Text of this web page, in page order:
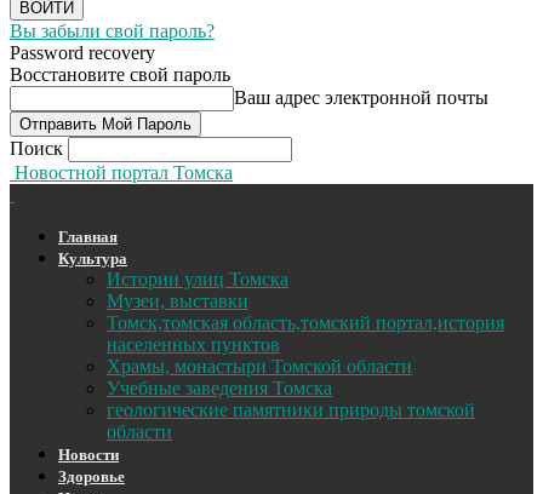
Вы забыли свой пароль?
Password recovery
Восстановите свой пароль
Ваш адрес электронной почты
Поиск
Новостной портал Томска
Главная
Культура
Истории улиц Томска
Музеи, выставки
Томск,томская область,томский портал,история
населенных пунктов
Храмы, монастыри Томской области
Учебные заведения Томска
геологические памятники природы томской
области
Новости
Здоровье